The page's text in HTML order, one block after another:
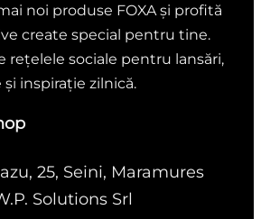
noi produse FOXA și profită
create special pentru tine.
rețelele sociale pentru lansări,
inspirație zilnică.
25, Seini, Maramures
Solutions Srl